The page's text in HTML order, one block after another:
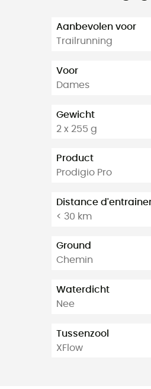
Aanbevolen voor
Trailrunning
Voor
Dames
Gewicht
2 x 255 g
Product
Prodigio Pro
Distance
< 30 km
Ground
Chemin
Waterdicht
Nee
Tussenzool
XFlow